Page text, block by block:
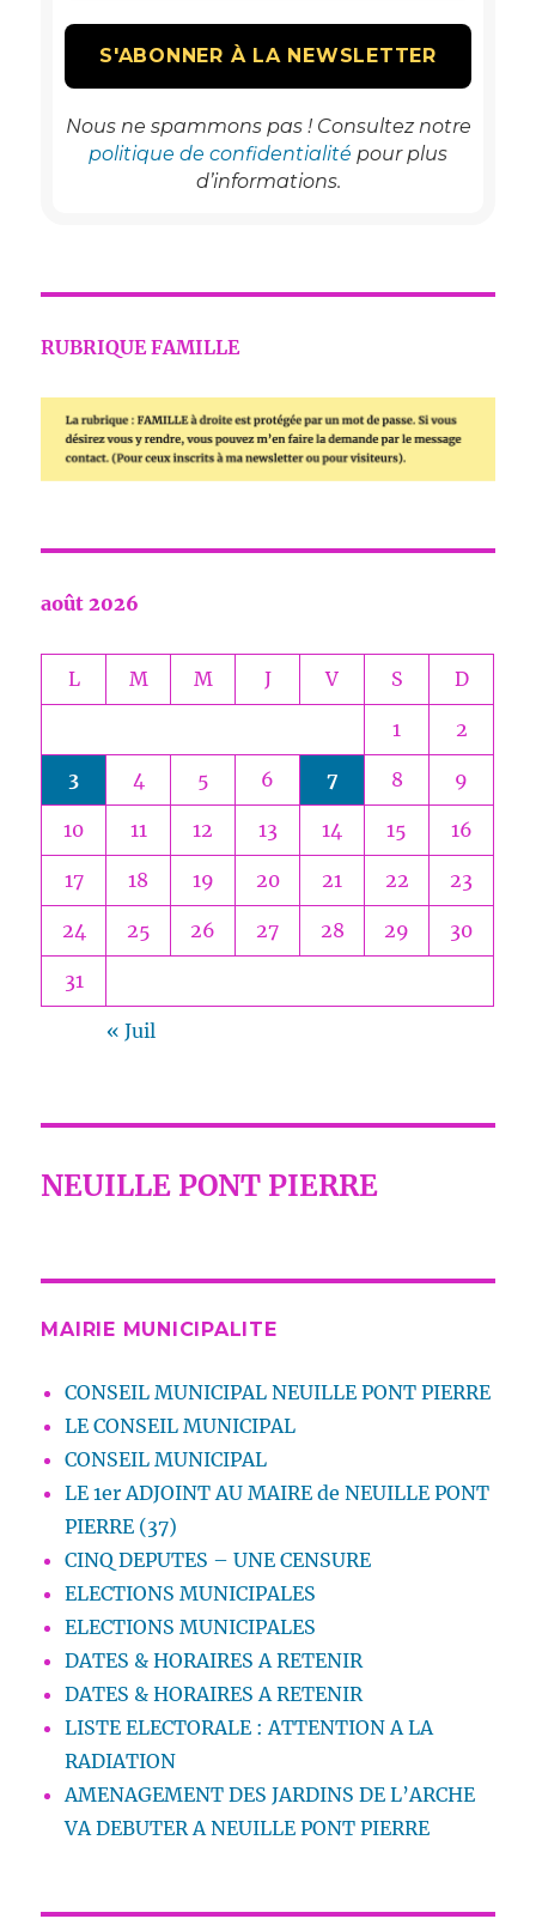
Nous ne spammons pas ! Consultez notre
politique de confidentialité pour plus
d’informations.
RUBRIQUE FAMILLE
août 2026
L M M J V S D
1 2
3 4 5 6 7 8 9
10 11 12 13 14 15 16
17 18 19 20 21 22 23
24 25 26 27 28 29 30
31
« Juil
NEUILLE PONT PIERRE
MAIRIE MUNICIPALITE
CONSEIL MUNICIPAL NEUILLE PONT PIERRE
LE CONSEIL MUNICIPAL
CONSEIL MUNICIPAL
LE 1er ADJOINT AU MAIRE de NEUILLE PONT
PIERRE (37)
CINQ DEPUTES – UNE CENSURE
ELECTIONS MUNICIPALES
ELECTIONS MUNICIPALES
DATES & HORAIRES A RETENIR
DATES & HORAIRES A RETENIR
LISTE ELECTORALE : ATTENTION A LA
RADIATION
AMENAGEMENT DES JARDINS DE L’ARCHE
VA DEBUTER A NEUILLE PONT PIERRE